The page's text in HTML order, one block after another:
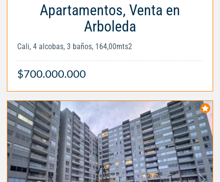
Apartamentos, Venta en
Arboleda
Cali, 4 alcobas, 3 baños, 164,00mts2
$700.000.000